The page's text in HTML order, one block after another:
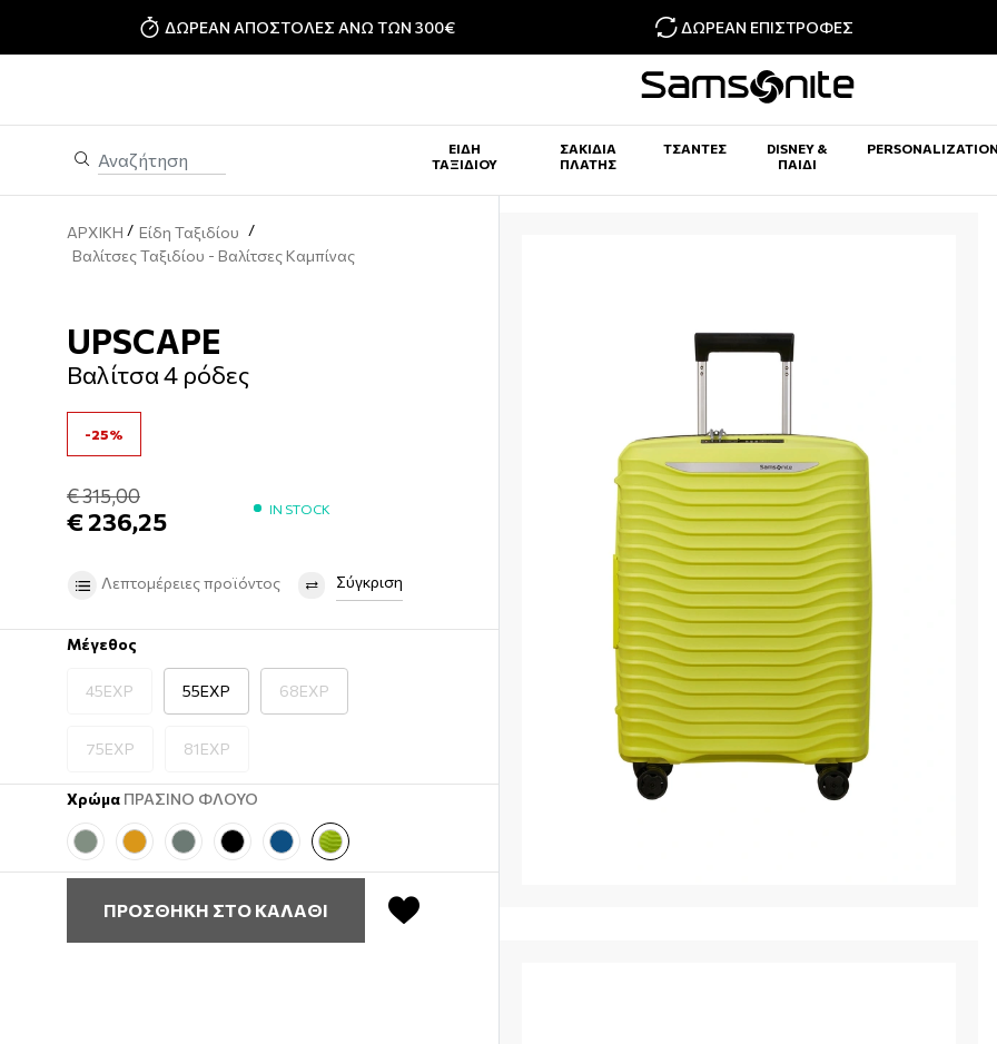
ΔΩΡΕΑΝ ΑΠΟΣΤΟΛΕΣ ΑΝΩ ΤΩΝ 300€ ΔΩΡΕΆΝ ΕΠΙΣΤΡΟΦΈΣ
ΕΊΔΗ
ΤΑΞΙΔΊΟΥ
ΣΑΚΊΔΙΑ
ΠΛΆΤΗΣ
ΤΣΆΝΤΕΣ
DISNEY &
ΠΑΙΔΊ
ΑΡΧΙΚΗ / Είδη Ταξιδίου /
Βαλίτσες Ταξιδίου - Bαλίτσες Καμπίνας
UPSCAPE
Βαλίτσα 4 ρόδες
-25%
€ 315,00
€ 236,25 IN STOCK
Λεπτομέρειες προϊόντος Σύγκριση
Μέγεθος
45EXP 55EXP 68EXP
75EXP 81EXP
Χρώμα ΠΡΑΣΙΝΟ ΦΛΟΥΟ
ΠΡΟΣΘΗΚΗ ΣΤΟ ΚΑΛΑΘΙ